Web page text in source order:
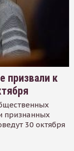
призвали к
признанных
30 октября